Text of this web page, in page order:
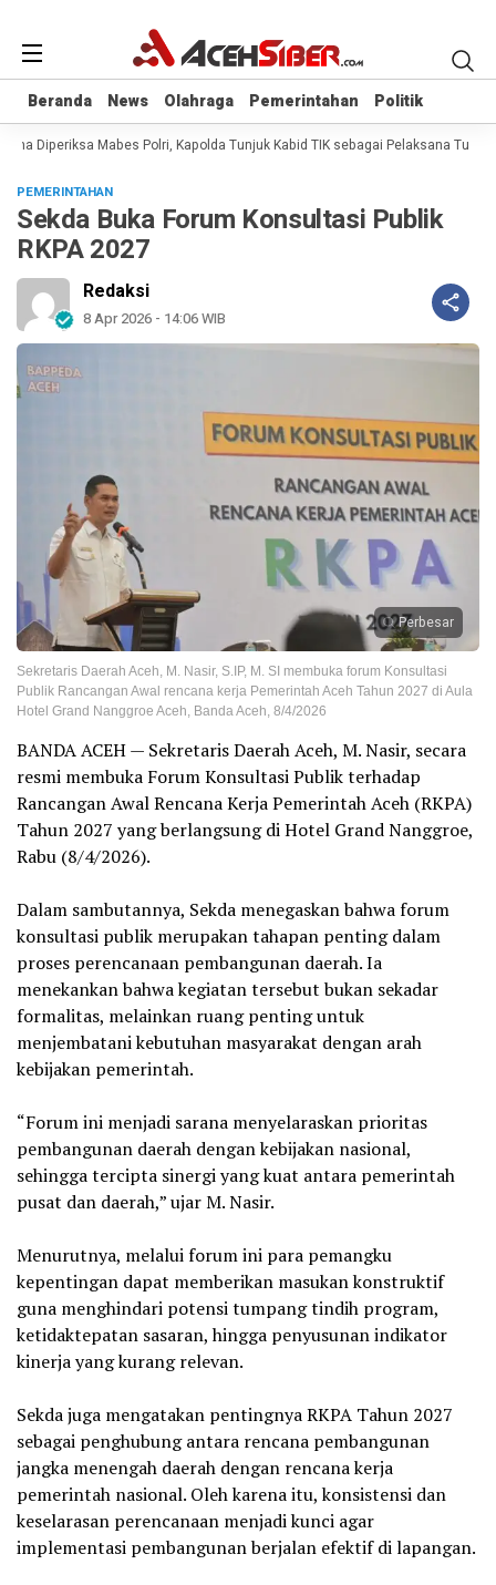
Beranda News Olahraga Pemerintahan Politik
Beranda News Olahraga Pemerintahan Politik
Diperiksa Mabes Polri, Kapolda Tunjuk Kabid TIK sebagai Pelaksana Tugas
PEMERINTAHAN
Sekda Buka Forum Konsultasi Publik
RKPA 2027
Redaksi
8 Apr 2026 - 14:06 WIB
Perbesar
Sekretaris Daerah Aceh, M. Nasir, S.IP, M. SI membuka forum Konsultasi
Publik Rancangan Awal rencana kerja Pemerintah Aceh Tahun 2027 di Aula
Hotel Grand Nanggroe Aceh, Banda Aceh, 8/4/2026
‎BANDA ACEH — Sekretaris Daerah Aceh, M. Nasir, secara
resmi membuka Forum Konsultasi Publik terhadap
Rancangan Awal Rencana Kerja Pemerintah Aceh (RKPA)
Tahun 2027 yang berlangsung di Hotel Grand Nanggroe,
Rabu (8/4/2026).
‎Dalam sambutannya, Sekda menegaskan bahwa forum
konsultasi publik merupakan tahapan penting dalam
proses perencanaan pembangunan daerah. Ia
menekankan bahwa kegiatan tersebut bukan sekadar
formalitas, melainkan ruang penting untuk
menjembatani kebutuhan masyarakat dengan arah
kebijakan pemerintah.
‎“Forum ini menjadi sarana menyelaraskan prioritas
pembangunan daerah dengan kebijakan nasional,
sehingga tercipta sinergi yang kuat antara pemerintah
pusat dan daerah,” ujar M. Nasir.
‎Menurutnya, melalui forum ini para pemangku
kepentingan dapat memberikan masukan konstruktif
guna menghindari potensi tumpang tindih program,
ketidaktepatan sasaran, hingga penyusunan indikator
kinerja yang kurang relevan.
‎Sekda juga mengatakan pentingnya RKPA Tahun 2027
sebagai penghubung antara rencana pembangunan
jangka menengah daerah dengan rencana kerja
pemerintah nasional. Oleh karena itu, konsistensi dan
keselarasan perencanaan menjadi kunci agar
implementasi pembangunan berjalan efektif di lapangan.